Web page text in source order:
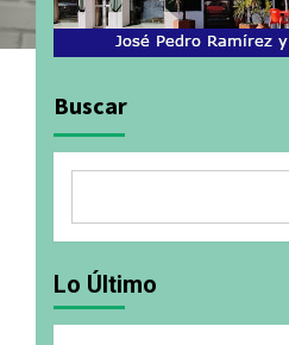
Buscar
Lo Último